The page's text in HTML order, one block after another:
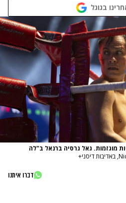
בגוגל
מוגזמות. גאל גרסיה ברנאל ב"לה
דברו איתנו